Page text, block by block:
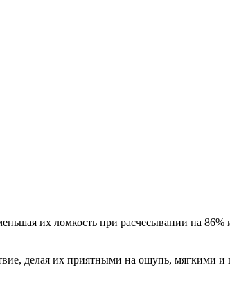
их ломкость при расчесывании на
делая их приятными на ощупь, мягкими